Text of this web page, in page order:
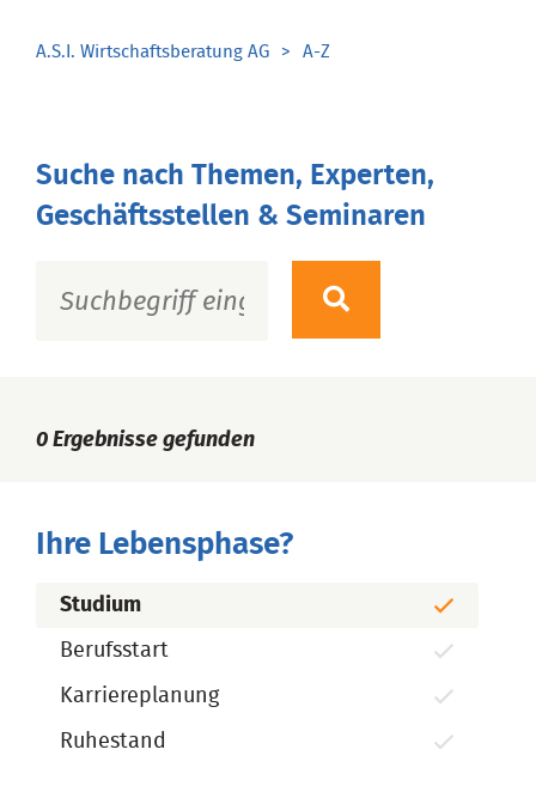
A.S.I. Wirtschaftsberatung AG A-Z
Suche nach Themen, Experten,
Geschäftsstellen & Seminaren
0 Ergebnisse gefunden
Ihre Lebensphase?
Studium
Berufsstart
Karriereplanung
Ruhestand